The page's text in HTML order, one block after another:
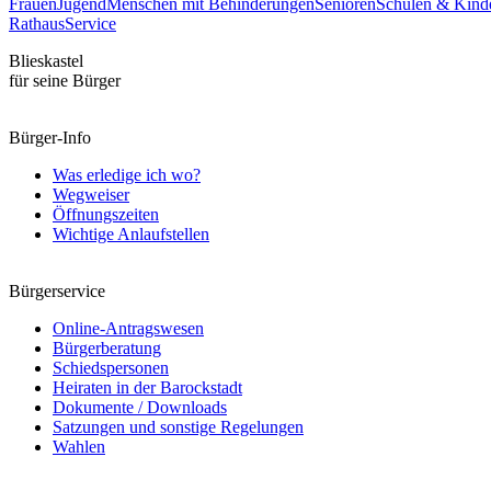
FrauenJugendMenschen mit BehinderungenSeniorenSchulen &
RathausService
Blieskastel
für seine Bürger
Bürger-Info
Was erledige ich wo?
Wegweiser
Öffnungszeiten
Wichtige Anlaufstellen
Bürgerservice
Online-Antragswesen
Bürgerberatung
Schiedspersonen
Heiraten in der Barockstadt
Dokumente / Downloads
Satzungen und sonstige Regelungen
Wahlen